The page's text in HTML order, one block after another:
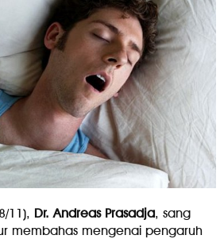
11), Dr. Andreas Prasadja, sang
membahas mengenai pengaruh